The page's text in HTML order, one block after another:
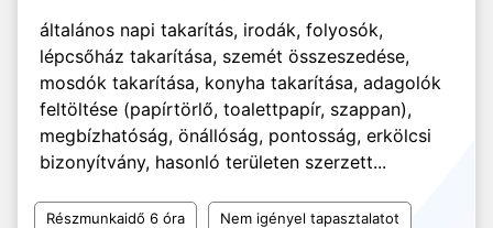
általános napi takarítás, irodák, folyosók,
lépcsőház takarítása, szemét összeszedése,
mosdók takarítása, konyha takarítása, adagolók
feltöltése (papírtörlő, toalettpapír, szappan),
megbízhatóság, önállóság, pontosság, erkölcsi
bizonyítvány, hasonló területen szerzett...
Részmunkaidő 6 óra Nem igényel tapasztalatot